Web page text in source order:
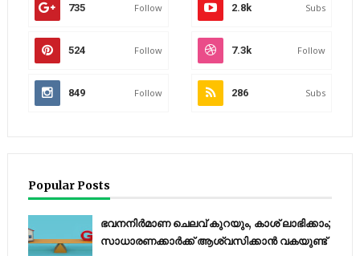
735 Follow 2.8k Subs
524 Follow 7.3k Follow
849 Follow 286 Subs
Popular Posts
ഭവനനിർമാണ ചെലവ് കുറയും, കാശ് ലാഭിക്കാം;
സാധാരണക്കാർക്ക് ആശ്വസിക്കാൻ വകയുണ്ട്